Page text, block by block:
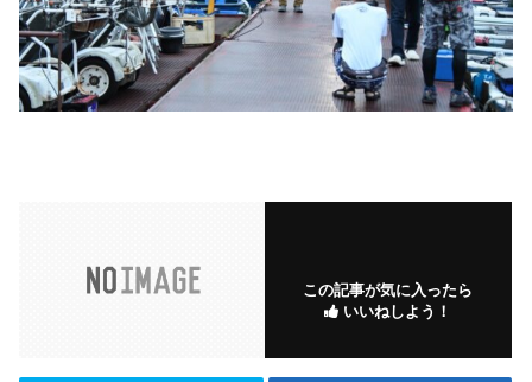
この記事が気に入ったら
いいねしよう！